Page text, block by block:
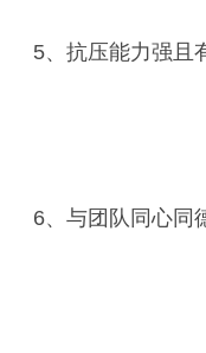
5、抗压能力强且
6、与团队同心同